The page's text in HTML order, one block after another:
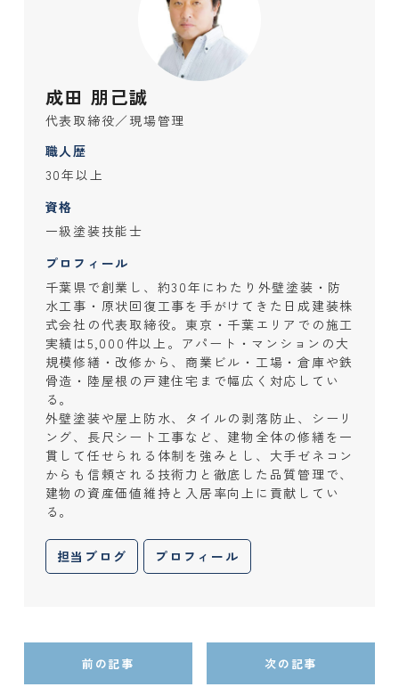
成田 朋己誠
代表取締役／現場管理
職人歴
30年以上
資格
一級塗装技能士
プロフィール
千葉県で創業し、約30年にわたり外壁塗装・防
水工事・原状回復工事を手がけてきた日成建装株
式会社の代表取締役。東京・千葉エリアでの施工
実績は5,000件以上。アパート・マンションの大
規模修繕・改修から、商業ビル・工場・倉庫や鉄
骨造・陸屋根の戸建住宅まで幅広く対応してい
る。
外壁塗装や屋上防水、タイルの剥落防止、シーリ
ング、長尺シート工事など、建物全体の修繕を一
貫して任せられる体制を強みとし、大手ゼネコン
からも信頼される技術力と徹底した品質管理で、
建物の資産価値維持と入居率向上に貢献してい
る。
担当ブログ プロフィール
前の記事 次の記事